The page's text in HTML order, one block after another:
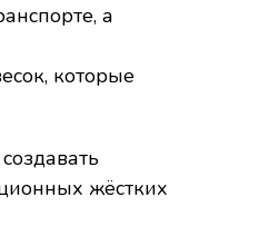
а
которые
жёстких